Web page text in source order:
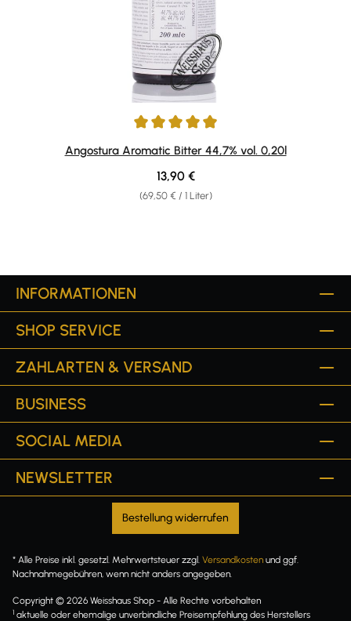
Durchschnittliche Bewertung von 4.94 von 5 Sternen
Angostura Aromatic Bitter 44,7% vol. 0,20l
(69,50 € / 1 Liter)
Regulärer Preis:
13,90 €
INFORMATIONEN
SHOP SERVICE
ZAHLARTEN & VERSAND
BUSINESS
SOCIAL MEDIA
NEWSLETTER
Bestellung widerrufen
* Alle Preise inkl. gesetzl. Mehrwertsteuer zzgl. Versandkosten und ggf.
Nachnahmegebühren, wenn nicht anders angegeben.
Copyright © 2026 Weisshaus Shop - Alle Rechte vorbehalten
1 aktuelle oder ehemalige unverbindliche Preisempfehlung des Herstellers